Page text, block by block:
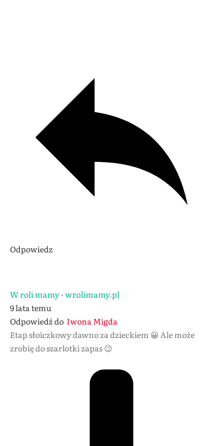
Odpowiedz
W roli mamy - wrolimamy.pl
9 lata temu
Odpowiedź do Iwona Migda
Etap słoiczkowy dawno za dzieckiem 😀 Ale może
zrobię do szarlotki zapas 😉